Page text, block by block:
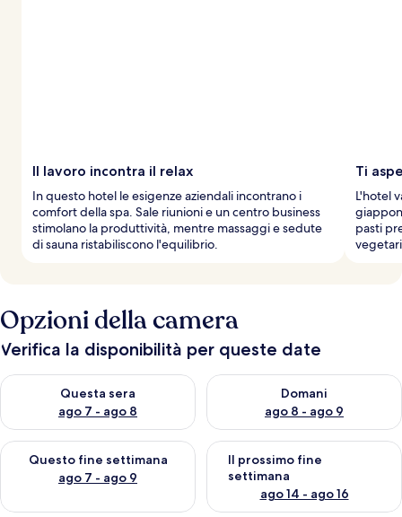
Il lavoro incontra il relax
In questo hotel le esigenze aziendali incontrano i
comfort della spa. Sale riunioni e un centro business
stimolano la produttività, mentre massaggi e sedute
di sauna ristabiliscono l'equilibrio.
Ti
L'hotel
pasti
Opzioni della camera
Verifica la disponibilità per queste date
Questa sera
ago 7 - ago 8
Verifica la disponibilità per questa sera, ago 7 - ago 8
Domani
ago 8 - ago 9
Verifica la disponibilità per
Questo fine settimana
ago 7 - ago 9
Verifica la disponibilità per questo fine settimana, ago 7 - ago
Il prossimo fine
settimana
ago 14 - ago 16
Verifica la disponibilità per il